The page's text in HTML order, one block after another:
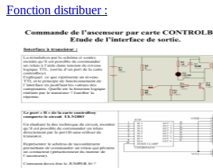
Fonction distribuer :